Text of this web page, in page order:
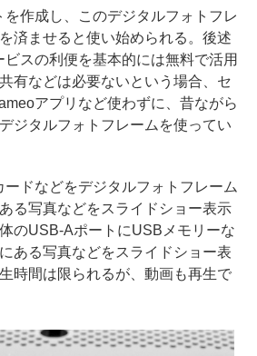
作成し、このデジタルフォトフレ
済ませると使い始められる。後述
スの利便を基本的には無料で活用
有などは必要ないという場合、セ
アプリなど使わずに、昔ながら
ジタルフォトフレームを使ってい
ドなどをデジタルフォトフレーム
る写真などをスライドショー表示
のUSB-AポートにUSBメモリーな
ある写真などをスライドショー表
時間は限られるが、動画も再生で